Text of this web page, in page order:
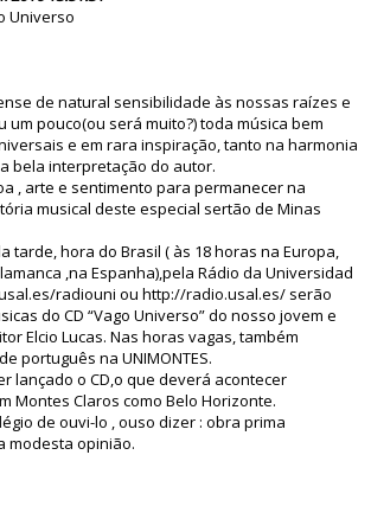
Universo
de natural sensibilidade às nossas raízes e
um pouco(ou será muito?) toda música bem
e em rara inspiração, tanto na harmonia
bela interpretação do autor.
, arte e sentimento para permanecer na
musical deste especial sertão de Minas
tarde, hora do Brasil ( às 18 horas na Europa,
,na Espanha),pela Rádio da Universidad
radiouni ou http://radio.usal.es/ serão
do CD “Vago Universo” do nosso jovem e
Elcio Lucas. Nas horas vagas, também
português na UNIMONTES.
lançado o CD,o que deverá acontecer
Montes Claros como Belo Horizonte.
de ouvi-lo , ouso dizer : obra prima
modesta opinião.